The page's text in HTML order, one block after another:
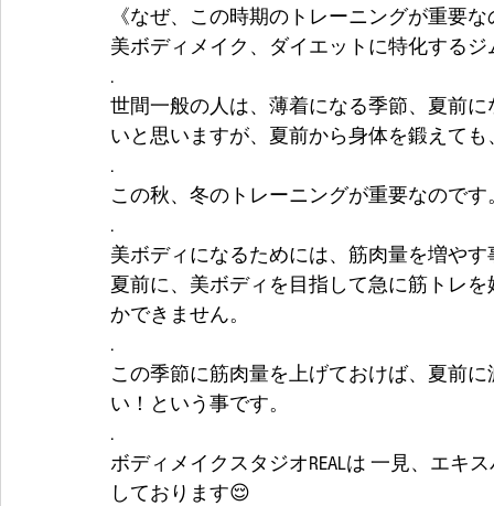
《なぜ、この時期のトレーニングが重要な
美ボディメイク、ダイエットに特化するジ
.
世間一般の人は、薄着になる季節、夏前
いと思いますが、夏前から身体を鍛えて
.
この秋、冬のトレーニングが重要なのです
.
美ボディになるためには、筋肉量を増や
夏前に、美ボディを目指して急に筋トレ
かできません。
.
この季節に筋肉量を上げておけば、夏前
い！という事です。
.
ボディメイクスタジオREALは 一見、エキ
しております😌